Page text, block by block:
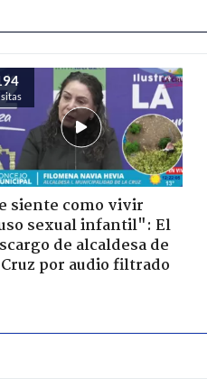
siente como vivir
sexual infantil": El
de alcaldesa de
por audio filtrado